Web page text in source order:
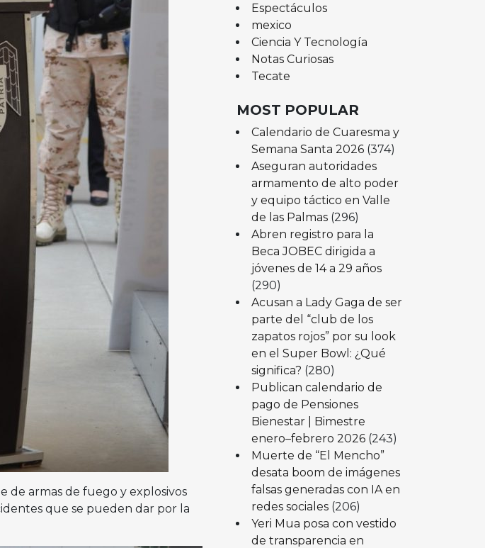
de armas de fuego y explosivos
que se pueden dar por la
Espectáculos
mexico
Ciencia Y Tecnología
Notas Curiosas
Tecate
MOST POPULAR
Calendario de Cuaresma y
Semana Santa 2026 (374)
Aseguran autoridades
armamento de alto poder
y equipo táctico en Valle
de las Palmas (296)
Abren registro para la
Beca JOBEC dirigida a
jóvenes de 14 a 29 años
(290)
Acusan a Lady Gaga de ser
parte del “club de los
zapatos rojos” por su look
en el Super Bowl: ¿Qué
significa? (280)
Publican calendario de
pago de Pensiones
Bienestar | Bimestre
enero–febrero 2026 (243)
Muerte de “El Mencho”
desata boom de imágenes
falsas generadas con IA en
redes sociales (206)
Yeri Mua posa con vestido
de transparencia en